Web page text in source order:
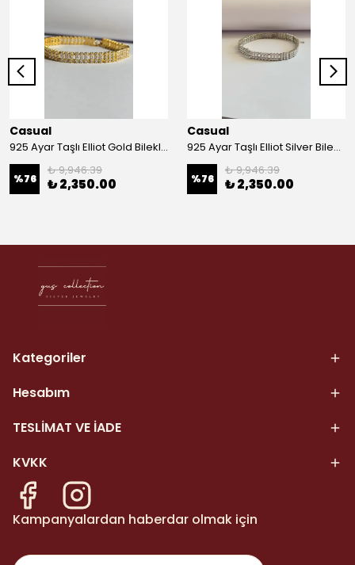
Casual
925 Ayar Taşlı Elliot Gold Bileklik
%76
₺ 9,946.39
₺ 2,350.00
Casual
925 Ayar Taşlı Elliot Silver Bileklik
%76
₺ 9,946.39
₺ 2,350.00
Kategoriler
Hesabım
TESLİMAT VE İADE
KVKK
Kampanyalardan haberdar olmak için